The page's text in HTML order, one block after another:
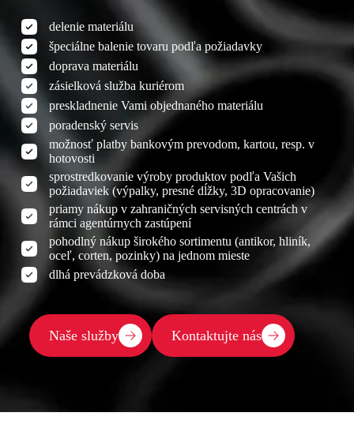
delenie materiálu
špeciálne balenie tovaru podľa požiadavky
doprava materiálu
zásielková služba kuriérom
preskladnenie Vami objednaného materiálu
poradenský servis
možnosť platby bankovým prevodom, kartou, resp. v
hotovosti
sprostredkovanie výroby produktov podľa Vašich
požiadaviek (výpalky, presné dĺžky, 3D opracovanie)
priamy nákup v zahraničných servisných centrách v
rámci agentúrnych zastúpení
pohodlný nákup širokého sortimentu (antikor, hliník,
oceľ, corten, pozinky) na jednom mieste
dlhá prevádzková doba
Naše služby Kontaktujte nás